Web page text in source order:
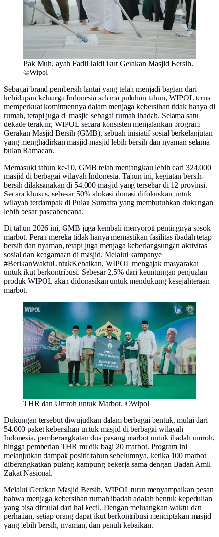
Pak Muh, ayah Fadil Jaidi ikut Gerakan Masjid Bersih.
©Wipol
Sebagai brand pembersih lantai yang telah menjadi bagian dari
kehidupan keluarga Indonesia selama puluhan tahun, WIPOL terus
memperkuat komitmennya dalam menjaga kebersihan tidak hanya di
rumah, tetapi juga di masjid sebagai rumah ibadah. Selama satu
dekade terakhir, WIPOL secara konsisten menjalankan program
Gerakan Masjid Bersih (GMB), sebuah inisiatif sosial berkelanjutan
yang menghadirkan masjid-masjid lebih bersih dan nyaman selama
bulan Ramadan.
Memasuki tahun ke-10, GMB telah menjangkau lebih dari 324.000
masjid di berbagai wilayah Indonesia. Tahun ini, kegiatan bersih-
bersih dilaksanakan di 54.000 masjid yang tersebar di 12 provinsi.
Secara khusus, sebesar 50% alokasi donasi difokuskan untuk
wilayah terdampak di Pulau Sumatra yang membutuhkan dukungan
lebih besar pascabencana.
Di tahun 2026 ini, GMB juga kembali menyoroti pentingnya sosok
marbot. Peran mereka tidak hanya memastikan fasilitas ibadah tetap
bersih dan nyaman, tetapi juga menjaga keberlangsungan aktivitas
sosial dan keagamaan di masjid. Melalui kampanye
#BerikanWaktuUntukKebaikan, WIPOL mengajak masyarakat
untuk ikut berkontribusi. Sebesar 2,5% dari keuntungan penjualan
produk WIPOL akan didonasikan untuk mendukung kesejahteraan
marbot.
THR dan Umroh untuk Marbot. ©Wipol
Dukungan tersebut diwujudkan dalam berbagai bentuk, mulai dari
54.000 paket kebersihan untuk masjid di berbagai wilayah
Indonesia, pemberangkatan dua pasang marbot untuk ibadah umroh,
hingga pemberian THR mudik bagi 20 marbot. Program ini
melanjutkan dampak positif tahun sebelumnya, ketika 100 marbot
diberangkatkan pulang kampung bekerja sama dengan Badan Amil
Zakat Nasional.
Melalui Gerakan Masjid Bersih, WIPOL turut menyampaikan pesan
bahwa menjaga kebersihan rumah ibadah adalah bentuk kepedulian
yang bisa dimulai dari hal kecil. Dengan meluangkan waktu dan
perhatian, setiap orang dapat ikut berkontribusi menciptakan masjid
yang lebih bersih, nyaman, dan penuh kebaikan.